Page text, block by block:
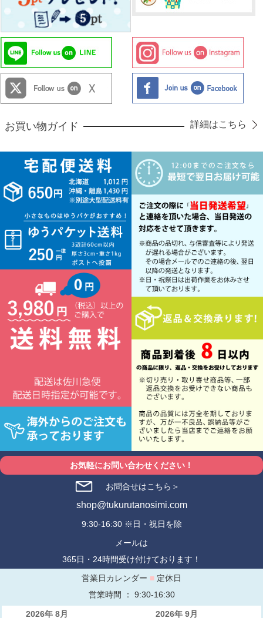
お買い物ガイド 詳細はこちら
お気軽にお問い合わせください！
お問合せはこちら＞
shop@tukurutanosimi.com
9:30-16:30 ※日・祝日を除
メールは
365日・24時間受け付けております！
営業日カレンダー ■ 定休日
営業時間 ： 9:30-16:30
2026年 8月 2026年 9月